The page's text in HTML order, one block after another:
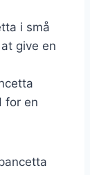
i små
give en
for en